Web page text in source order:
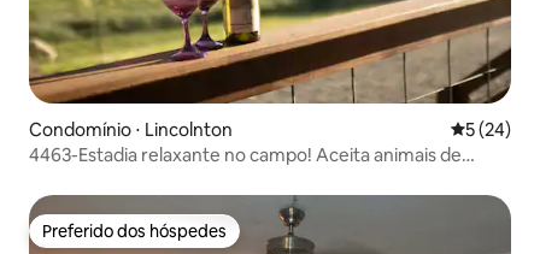
Condomínio ⋅ Lincolnton 5 de uma
5 (24)
4463-Estadia relaxante no campo! Aceita animais de
Preferido dos hóspedes
Preferido dos hóspedes